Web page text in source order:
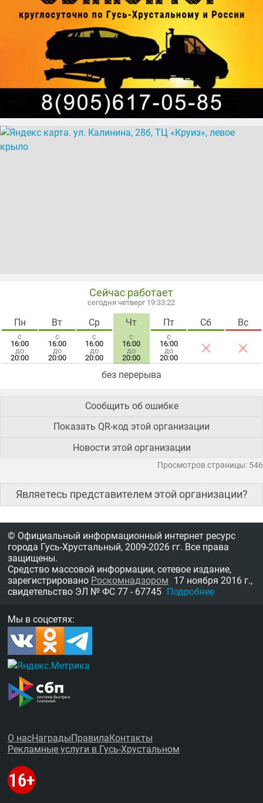
Сейчас работает
сегодня четверг 19:33:23
Пн
с
16:00
до
20:00
Вт
с
16:00
до
20:00
Ср
с
16:00
до
20:00
Чт
с
16:00
до
20:00
Пт
с
16:00
до
20:00
Сб
×
Вс
×
без перерыва
Сообщить об ошибке
Показать QR-код этой организации
Новости этой организации
Просмотров страницы: 546
Являетесь представителем этой организации?
© Официальный информационный интернет ресурс
города Гусь-Хрустальный, 2009-2026 гг. Все права
защищены.
Средство массовой информации, сетевое издание,
зарегистрировано Роскомнадзором 17 ноября 2016 г.,
свидетельство ЭЛ № ФС 77 - 67745 Подробнее
Мы в соцсетях:
О насНаградыПравилаКонтакты
Рекламные услуги в Гусь-Хрустальном